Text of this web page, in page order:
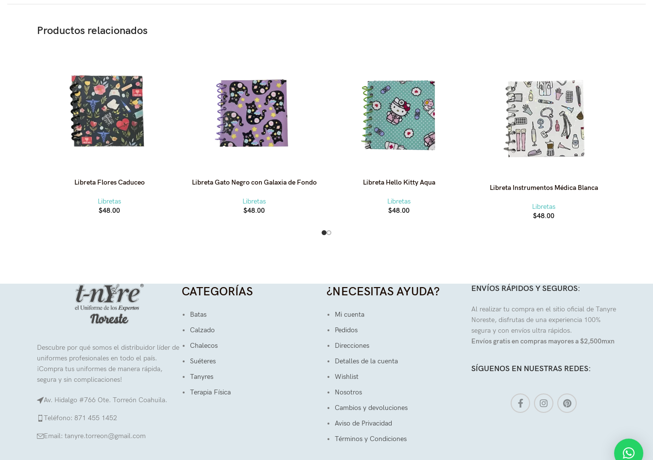
Productos relacionados
Libreta Flores Caduceo
Libretas
$48.00
Libreta Gato Negro con Galaxia de Fondo
Libretas
$48.00
Libreta Hello Kitty Aqua
Libretas
$48.00
Libreta Instrumentos Médica Blanca
Libretas
$48.00
Descubre por qué somos el distribuidor líder de
uniformes profesionales en todo el país.
¡Compra tus uniformes de manera rápida,
segura y sin complicaciones!
Av. Hidalgo #766 Ote. Torreón Coahuila.
Teléfono: 871 455 1452
Email: tanyre.torreon@gmail.com
CATEGORÍAS
Batas
Calzado
Chalecos
Suéteres
Tanyres
Terapia Física
¿NECESITAS AYUDA?
Mi cuenta
Pedidos
Direcciones
Detalles de la cuenta
Wishlist
Nosotros
Cambios y devoluciones
Aviso de Privacidad
Términos y Condiciones
ENVÍOS RÁPIDOS Y SEGUROS:
Al realizar tu compra en el sitio oficial de Tanyre
Noreste, disfrutas de una experiencia 100%
segura y con envíos ultra rápidos.
Envíos gratis en compras mayores a $2,500mxn
SÍGUENOS EN NUESTRAS REDES: